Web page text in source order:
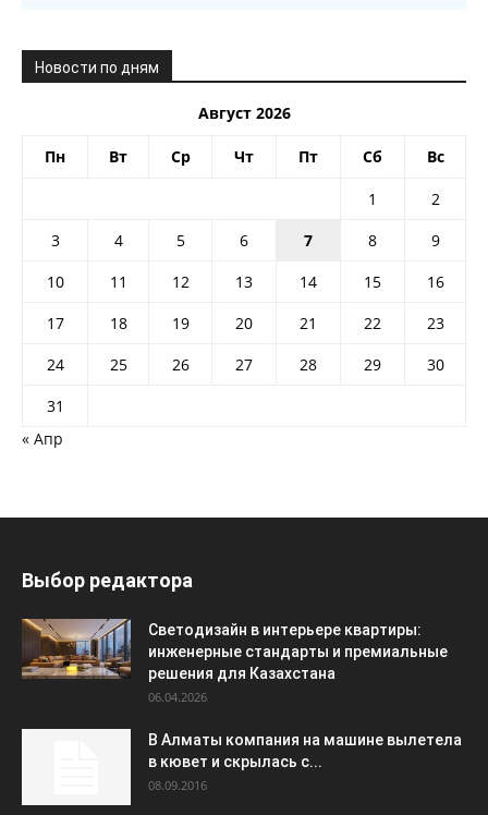
Новости по дням
Август 2026
Пн Вт Ср Чт Пт Сб Вс
1
2
3
4 5 6 7 8
9
10
11 12 13 14 15
16
17
18 19 20 21 22
23
24
25 26 27 28 29
30
31
« Апр
Выбор редактора
Светодизайн в интерьере квартиры:
инженерные стандарты и премиальные
решения для Казахстана
06.04.2026
В Алматы компания на машине вылетела
в кювет и скрылась с...
08.09.2016